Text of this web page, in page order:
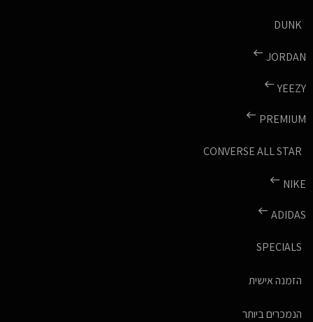
DUNK
JORDAN
YEEZY
PREMIUM
CONVERSE ALL STAR
NIKE
ADIDAS
SPECIALS
הזמנה אישית
הנמכרים ביותר